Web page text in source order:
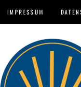
IMPRESSUM